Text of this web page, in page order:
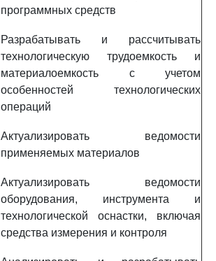
программных средств
Разрабатывать и рассчитывать
технологическую трудоемкость и
материалоемкость с учетом
особенностей технологических
операций
Актуализировать ведомости
применяемых материалов
Актуализировать ведомости
оборудования, инструмента и
технологической оснастки, включая
средства измерения и контроля